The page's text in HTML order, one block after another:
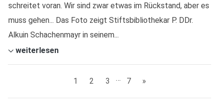
schreitet voran. Wir sind zwar etwas im Rückstand, aber es
muss gehen... Das Foto zeigt Stiftsbibliothekar P. DDr.
Alkuin Schachenmayr in seinem...
weiterlesen
1 2 3 … 7 »